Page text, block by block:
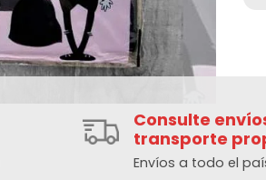
Consulte
transporte
Envíos a todo el